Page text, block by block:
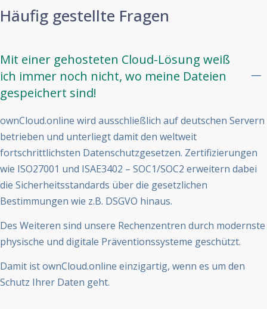
Häufig gestellte Fragen
Mit einer gehosteten Cloud-Lösung weiß
ich immer noch nicht, wo meine Dateien
gespeichert sind!
ownCloud.online wird ausschließlich auf deutschen Servern
betrieben und unterliegt damit den weltweit
fortschrittlichsten Datenschutzgesetzen. Zertifizierungen
wie ISO27001 und ISAE3402 – SOC1/SOC2 erweitern dabei
die Sicherheitsstandards über die gesetzlichen
Bestimmungen wie z.B. DSGVO hinaus.
Des Weiteren sind unsere Rechenzentren durch modernste
physische und digitale Präventionssysteme geschützt.
Damit ist ownCloud.online einzigartig, wenn es um den
Schutz Ihrer Daten geht.